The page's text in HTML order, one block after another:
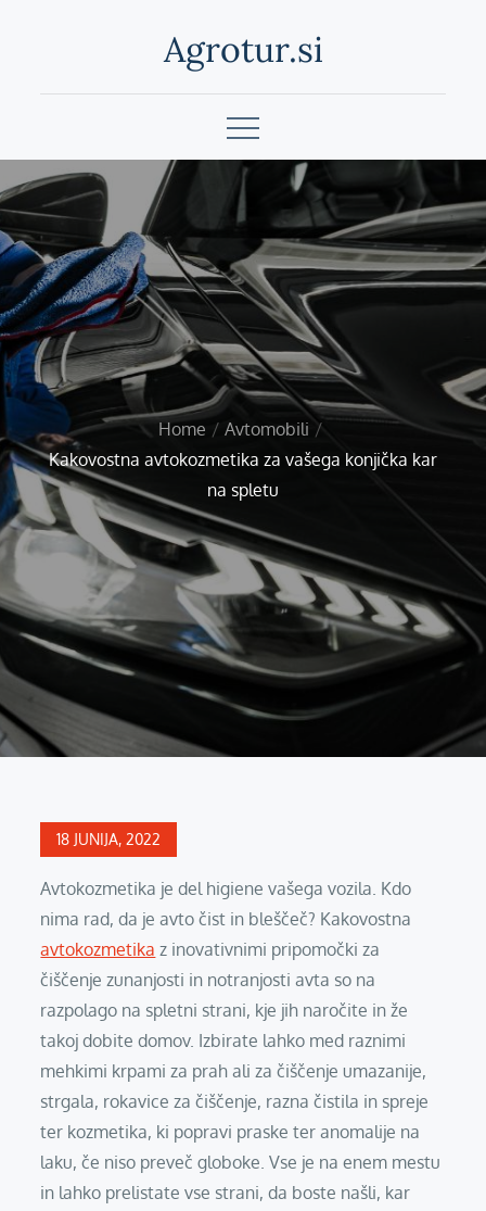
Agrotur.si
Home
Avtomobili
Kakovostna avtokozmetika za vašega konjička kar
na spletu
Posted
18 JUNIJA, 2022
Avtokozmetika je del higiene vašega vozila. Kdo
nima rad, da je avto čist in bleščeč? Kakovostna
avtokozmetika z inovativnimi pripomočki za
čiščenje zunanjosti in notranjosti avta so na
razpolago na spletni strani, kje jih naročite in že
takoj dobite domov. Izbirate lahko med raznimi
mehkimi krpami za prah ali za čiščenje umazanije,
strgala, rokavice za čiščenje, razna čistila in spreje
ter kozmetika, ki popravi praske ter anomalije na
laku, če niso preveč globoke. Vse je na enem mestu
in lahko prelistate vse strani, da boste našli, kar